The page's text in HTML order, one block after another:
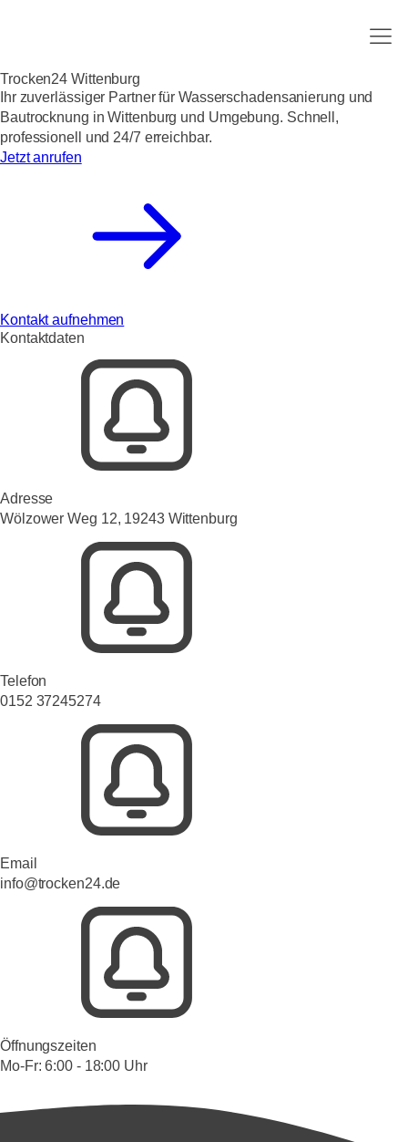
Trocken24 Wittenburg
Ihr zuverlässiger Partner für Wasserschadensanierung und
Bautrocknung in Wittenburg und Umgebung. Schnell,
professionell und 24/7 erreichbar.
Jetzt anrufen
Kontakt aufnehmen
Kontaktdaten
Adresse
Wölzower Weg 12, 19243 Wittenburg
Telefon
0152 37245274
Email
info@trocken24.de
Öffnungszeiten
Mo-Fr: 6:00 - 18:00 Uhr